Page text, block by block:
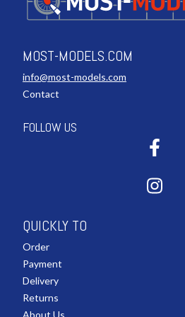
MOST-MODELS.COM
info@most-models.com
Contact
FOLLOW US
QUICKLY TO
Order
Payment
Delivery
Returns